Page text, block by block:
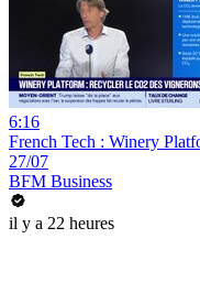
6:16
French Tech : Winery
27/07
BFM Business
il y a 22 heures